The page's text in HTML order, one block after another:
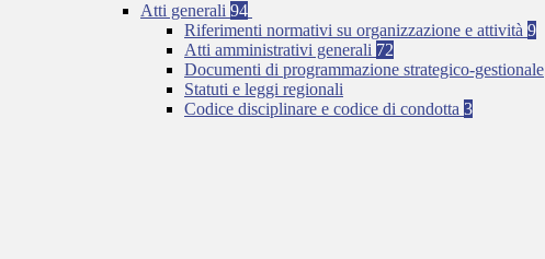
Atti generali 94
Riferimenti normativi su organizzazione e attività 9
Atti amministrativi generali 72
Documenti di programmazione strategico-gestionale
Statuti e leggi regionali
Codice disciplinare e codice di condotta 3